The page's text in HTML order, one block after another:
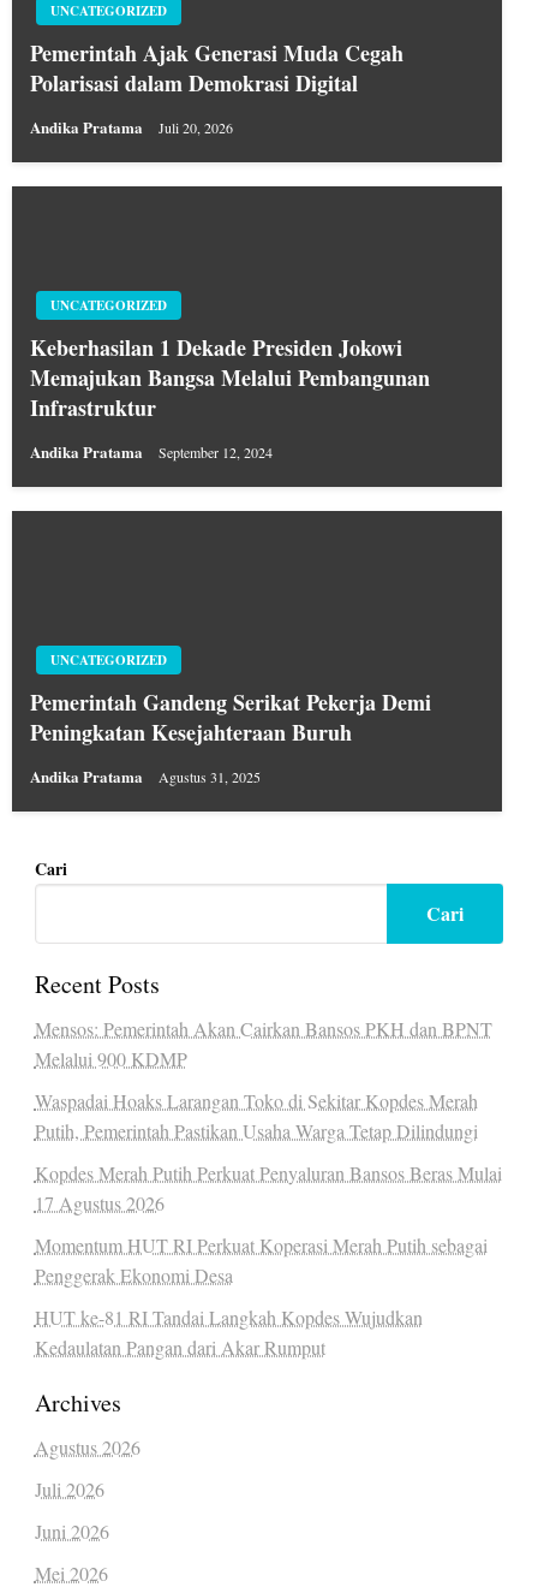
UNCATEGORIZED
Pemerintah Ajak Generasi Muda Cegah
Polarisasi dalam Demokrasi Digital
Andika Pratama Juli 20, 2026
UNCATEGORIZED
Keberhasilan 1 Dekade Presiden Jokowi
Memajukan Bangsa Melalui Pembangunan
Infrastruktur
Andika Pratama September 12, 2024
UNCATEGORIZED
Pemerintah Gandeng Serikat Pekerja Demi
Peningkatan Kesejahteraan Buruh
Andika Pratama Agustus 31, 2025
Cari
Cari
Recent Posts
Mensos: Pemerintah Akan Cairkan Bansos PKH dan BPNT
Melalui 900 KDMP
Waspadai Hoaks Larangan Toko di Sekitar Kopdes Merah
Putih, Pemerintah Pastikan Usaha Warga Tetap Dilindungi
Kopdes Merah Putih Perkuat Penyaluran Bansos Beras Mulai
17 Agustus 2026
Momentum HUT RI Perkuat Koperasi Merah Putih sebagai
Penggerak Ekonomi Desa
HUT ke-81 RI Tandai Langkah Kopdes Wujudkan
Kedaulatan Pangan dari Akar Rumput
Archives
Agustus 2026
Juli 2026
Juni 2026
Mei 2026